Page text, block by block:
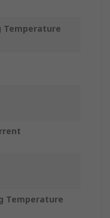
Temperature
Temperature